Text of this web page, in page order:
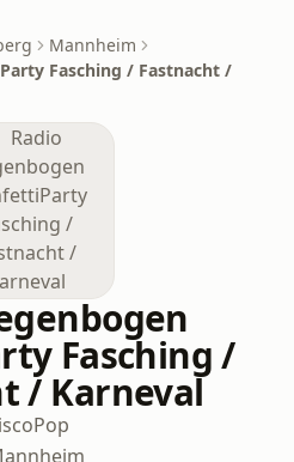
Mannheim
Fasching / Fastnacht /
Fasching /
/ Karneval
Pop